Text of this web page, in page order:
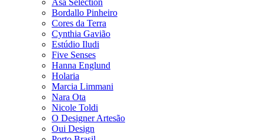
Asa Selection
Bordallo Pinheiro
Cores da Terra
Cynthia Gavião
Estúdio Iludi
Five Senses
Hanna Englund
Holaria
Marcia Limmani
Nara Ota
Nicole Toldi
O Designer Artesão
Oui Design